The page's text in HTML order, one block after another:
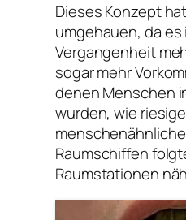
Dieses Konzept
umgehauen, da es
Vergangenheit
sogar mehr
denen Menschen
wurden, wie riesige
Raumschiffen
Raumstationen